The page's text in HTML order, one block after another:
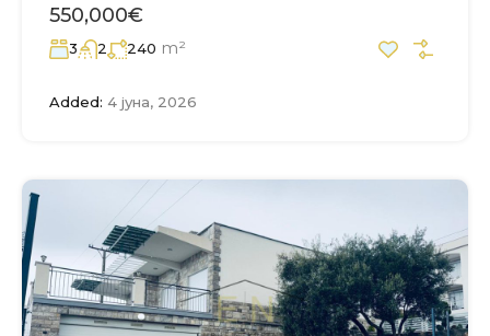
550,000€
3 2 240 m²
Added: 4 јуна, 2026